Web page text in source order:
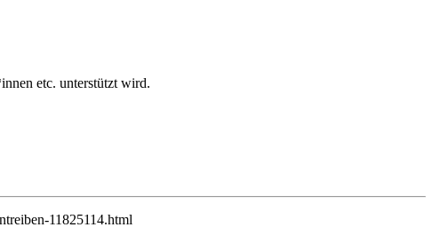
etc. unterstützt wird.
11825114.html